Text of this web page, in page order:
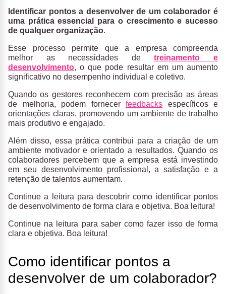
Identificar pontos a desenvolver de um colaborador é
uma prática essencial para o crescimento e sucesso
de qualquer organização.
Esse processo permite que a empresa compreenda
melhor as necessidades detreinamento e
desenvolvimento, o que pode resultar em um aumento
significativo no desempenho individual e coletivo.
Quando os gestores reconhecem com precisão as áreas
de melhoria, podem fornecer feedbacks específicos e
orientações claras, promovendo um ambiente de trabalho
mais produtivo e engajado.
Além disso, essa prática contribui para a criação de um
ambiente motivador e orientado a resultados. Quando os
colaboradores percebem que a empresa está investindo
em seu desenvolvimento profissional, a satisfação e a
retenção de talentos aumentam.
Continue a leitura para descobrir como identificar pontos
de desenvolvimento de forma clara e objetiva. Boa leitura!
Continue na leitura para saber como fazer isso de forma
clara e objetiva. Boa leitura!
Como identificar pontos a
desenvolver de um colaborador?